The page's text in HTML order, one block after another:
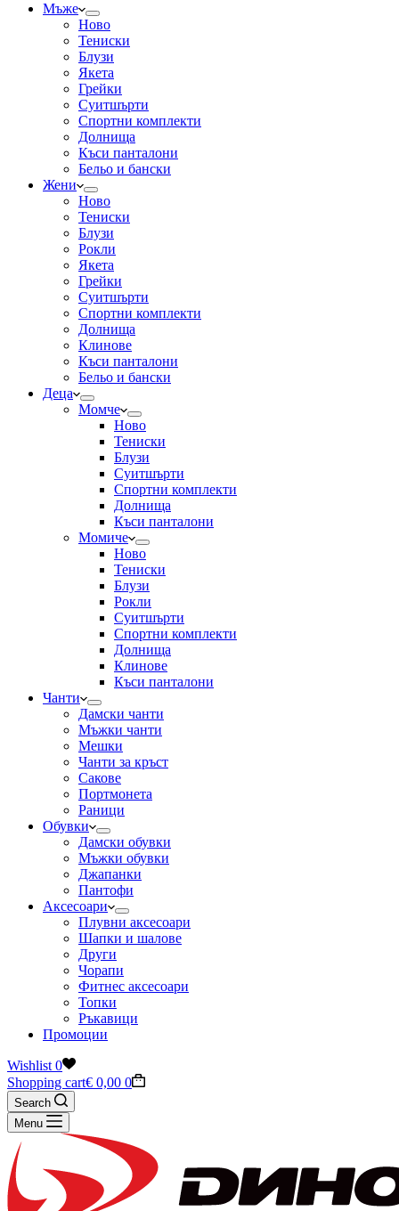
Мъже
Ново
Тениски
Блузи
Якета
Грейки
Суитшърти
Спортни комплекти
Долнища
Къси панталони
Бельо и бански
Жени
Ново
Тениски
Блузи
Рокли
Якета
Грейки
Суитшърти
Спортни комплекти
Долнища
Клинове
Къси панталони
Бельо и бански
Деца
Момче
Ново
Тениски
Блузи
Суитшърти
Спортни комплекти
Долнища
Къси панталони
Момиче
Ново
Тениски
Блузи
Рокли
Суитшърти
Спортни комплекти
Долнища
Клинове
Къси панталони
Чанти
Дамски чанти
Мъжки чанти
Мешки
Чанти за кръст
Сакове
Портмонета
Раници
Обувки
Дамски обувки
Мъжки обувки
Джапанки
Пантофи
Аксесоари
Плувни аксесоари
Шапки и шалове
Други
Чорапи
Фитнес аксесоари
Топки
Ръкавици
Промоции
Wishlist 0
Shopping cart€ 0,00 0
Search
Menu